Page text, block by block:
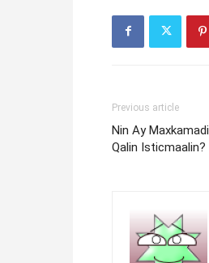
Previous article
Nin Ay
Qalin Isticmaalin?